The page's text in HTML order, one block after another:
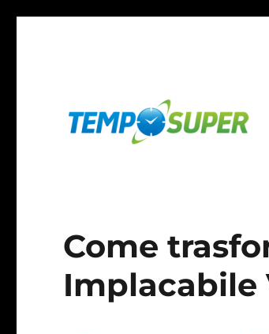
Come
Implacabile